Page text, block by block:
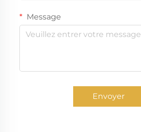
Message
Envoyer